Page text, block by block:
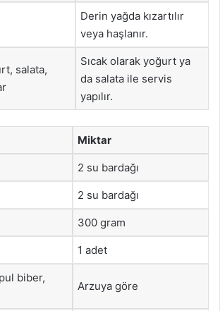
Derin yağda kızartılır
veya haşlanır.
salata,
Sıcak olarak yoğurt ya
da salata ile servis
yapılır.
Miktar
2 su bardağı
2 su bardağı
300 gram
1 adet
biber,
Arzuya göre